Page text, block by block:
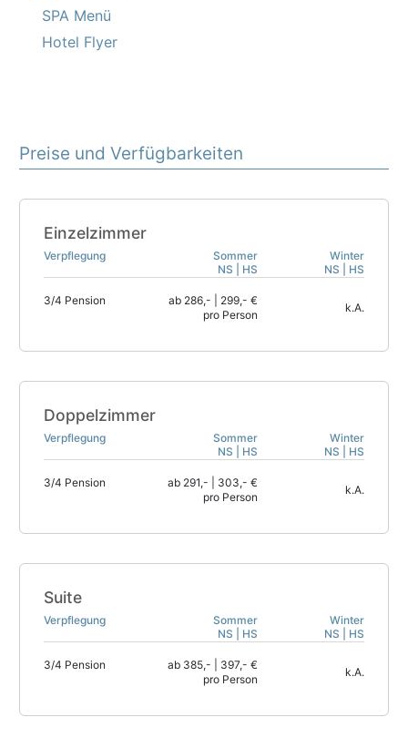
SPA Menü
Hotel Flyer
Preise und Verfügbarkeiten
Einzelzimmer
Verpflegung
Sommer
NS | HS
Winter
NS | HS
3/4 Pension
ab 286,- | 299,- €
pro Person
k.A.
Doppelzimmer
Verpflegung
Sommer
NS | HS
Winter
NS | HS
3/4 Pension
ab 291,- | 303,- €
pro Person
k.A.
Suite
Verpflegung
Sommer
NS | HS
Winter
NS | HS
3/4 Pension
ab 385,- | 397,- €
pro Person
k.A.